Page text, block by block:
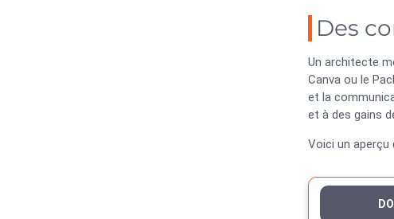
Des
Un architecte
Canva ou le
et la
et à des gains
Voici un